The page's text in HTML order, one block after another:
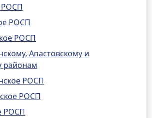
РОСП
РОСП
РОСП
Апастовскому и
районам
РОСП
РОСП
РОСП